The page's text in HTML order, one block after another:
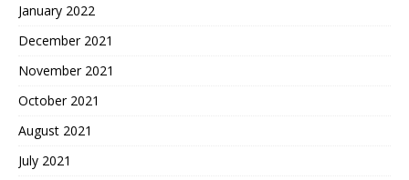
January 2022
December 2021
November 2021
October 2021
August 2021
July 2021